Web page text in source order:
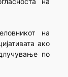
на
ако
по